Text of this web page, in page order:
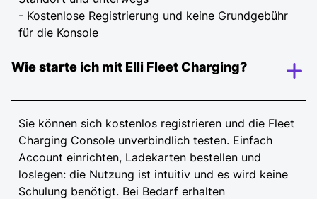
- Kostenlose Registrierung und keine Grundgebühr
für die Konsole
Wie starte ich mit Elli Fleet Charging?
Sie können sich kostenlos registrieren und die Fleet
Charging Console unverbindlich testen. Einfach
Account einrichten, Ladekarten bestellen und
loslegen: die Nutzung ist intuitiv und es wird keine
Schulung benötigt. Bei Bedarf erhalten